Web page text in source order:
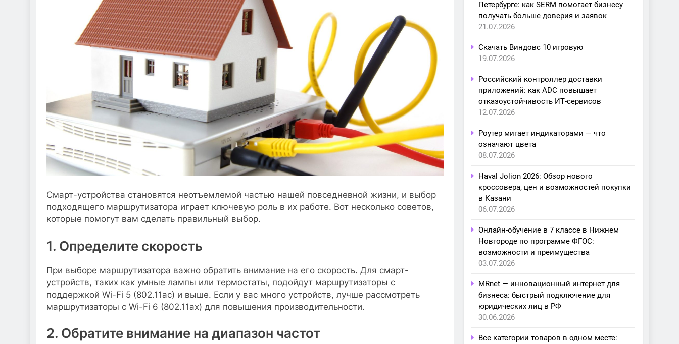
Смарт-устройства становятся неотъемлемой частью нашей повседневной жизни, и выбор
подходящего маршрутизатора играет ключевую роль в их работе. Вот несколько советов,
которые помогут вам сделать правильный выбор.
1. Определите скорость
При выборе маршрутизатора важно обратить внимание на его скорость. Для смарт-
устройств, таких как умные лампы или термостаты, подойдут маршрутизаторы с
поддержкой Wi-Fi 5 (802.11ac) и выше. Если у вас много устройств, лучше рассмотреть
маршрутизаторы с Wi-Fi 6 (802.11ax) для повышения производительности.
2. Обратите внимание на диапазон частот
Петербурге: как SERM помогает бизнесу
получать больше доверия и заявок
21.07.2026
Скачать Виндовс 10 игровую
19.07.2026
Российский контроллер доставки
приложений: как ADC повышает
отказоустойчивость ИТ-сервисов
12.07.2026
Роутер мигает индикаторами — что
означают цвета
08.07.2026
Haval Jolion 2026: Обзор нового
кроссовера, цен и возможностей покупки
в Казани
06.07.2026
Онлайн-обучение в 7 классе в Нижнем
Новгороде по программе ФГОС:
возможности и преимущества
03.07.2026
MRnet — инновационный интернет для
бизнеса: быстрый подключение для
юридических лиц в РФ
30.06.2026
Все категории товаров в одном месте: